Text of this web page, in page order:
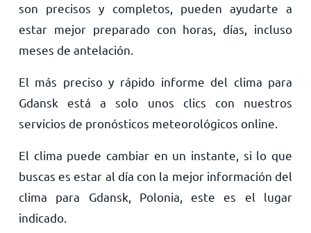
son precisos y completos, pueden ayudarte a
estar mejor preparado con horas, días, incluso
meses de antelación.
El más preciso y rápido informe del clima para
Gdansk está a solo unos clics con nuestros
servicios de pronósticos meteorológicos online.
El clima puede cambiar en un instante, si lo que
buscas es estar al día con la mejor información del
clima para Gdansk, Polonia, este es el lugar
indicado.